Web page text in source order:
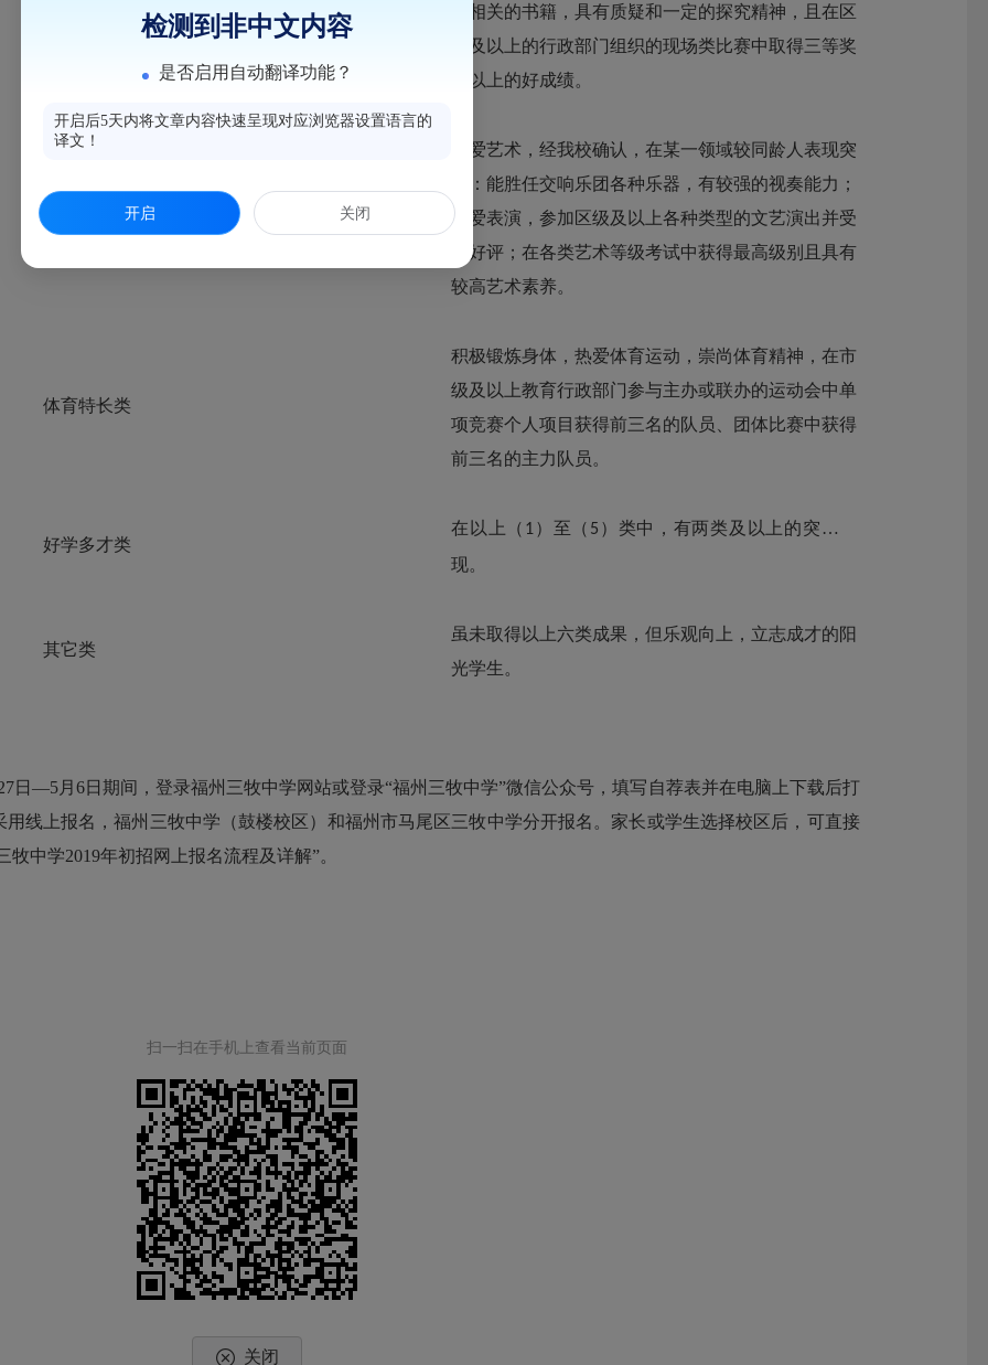
读相关的书籍，具有质疑和一定的探究精神，且在区
级及以上的行政部门组织的现场类比赛中取得三等奖
及以上的好成绩。
艺术特长类
热爱艺术，经我校确认，在某一领域较同龄人表现突
出：能胜任交响乐团各种乐器，有较强的视奏能力；
热爱表演，参加区级及以上各种类型的文艺演出并受
到好评；在各类艺术等级考试中获得最高级别且具有
较高艺术素养。
体育特长类
积极锻炼身体，热爱体育运动，崇尚体育精神，在市
级及以上教育行政部门参与主办或联办的运动会中单
项竞赛个人项目获得前三名的队员、团体比赛中获得
前三名的主力队员。
好学多才类
在以上（ 1）至（ 5 ）类中，有两类及以上的突出表
现。
其它类
虽未取得以上六类成果，但乐观向上，立志成才的阳
光学生。
—5月6日期间，登录福州三牧中学网站或登录“福州三牧中学”微信公众号，填写自荐表并在电脑上下载后打
线上报名，福州三牧中学（鼓楼校区）和福州市马尾区三牧中学分开报名。家长或学生选择校区后，可直接
中学2019年初招网上报名流程及详解”。
扫一扫在手机上查看当前页面
关闭
检测到非中文内容
是否启用自动翻译功能？
开启后5天内将文章内容快速呈现对应浏览器设置语言的
译文！
开启 关闭